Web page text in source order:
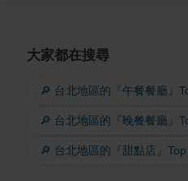
大家都在搜尋
🔎 台北地區的『午餐餐廳』
🔎 台北地區的『晚餐餐廳』
🔎 台北地區的『甜點店』Top